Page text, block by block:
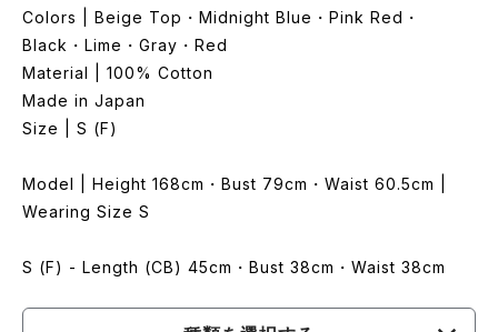
Colors | Beige Top・Midnight Blue・Pink Red・
Black・Lime・Gray・Red
Material | 100% Cotton
Made in Japan
Size | S (F)
Model | Height 168cm・Bust 79cm・Waist 60.5cm |
Wearing Size S
S (F) - Length (CB) 45cm・Bust 38cm・Waist 38cm